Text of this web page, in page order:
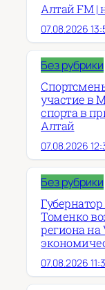
Алтай FM |
07.08.2026
Без рубрики
участие в
спорта в
Алтай
07.08.2026
Без рубрики
Томенко
региона на
07.08.2026